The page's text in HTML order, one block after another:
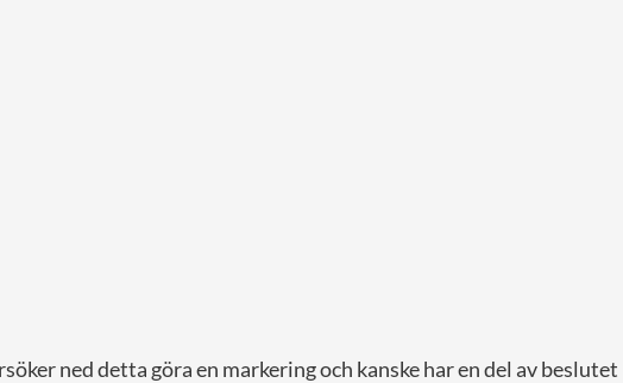
ned detta göra en markering och kanske har en del av